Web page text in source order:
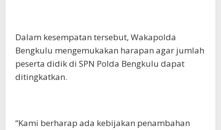
Dalam kesempatan tersebut, Wakapolda
Bengkulu mengemukakan harapan agar jumlah
peserta didik di SPN Polda Bengkulu dapat
ditingkatkan.
“Kami berharap ada kebijakan penambahan